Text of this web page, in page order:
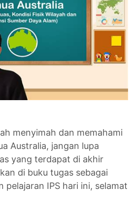
menyimah dan memahami
Australia, jangan lupa
yang terdapat di akhir
di buku tugas sebagai
pelajaran IPS hari ini, selamat